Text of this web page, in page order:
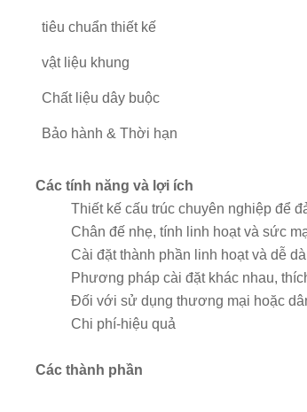
tiêu chuẩn thiết kế
vật liệu khung
Chất liệu dây buộc
Bảo hành & Thời hạn
Các tính năng và lợi ích
Thiết kế cấu trúc chuyên nghiệp để
Chân đế nhẹ, tính linh hoạt và sức
Cài đặt thành phần linh hoạt và dễ
Phương pháp cài đặt khác nhau,
Đối với sử dụng thương mại hoặc
Chi phí-hiệu quả
Các thành phần